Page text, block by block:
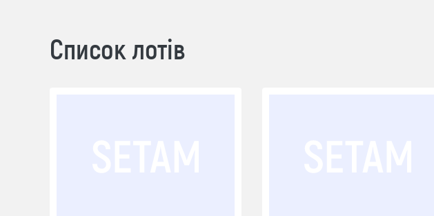
Список лотів